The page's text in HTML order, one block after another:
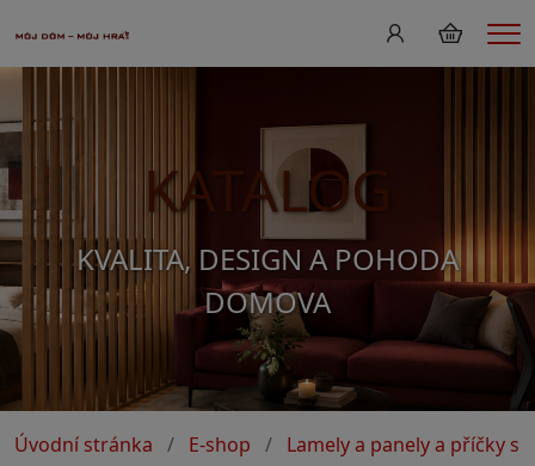
KATALOG
KVALITA, DESIGN A POHODA
DOMOVA
Úvodní stránka E-shop Lamely a panely a příčky